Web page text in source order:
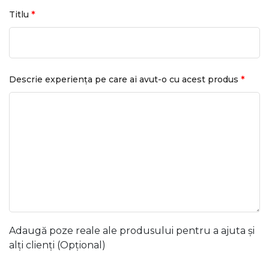
Titlu *
Descrie experiența pe care ai avut-o cu acest produs *
Adaugă poze reale ale produsului pentru a ajuta și
alți clienți (Opțional)